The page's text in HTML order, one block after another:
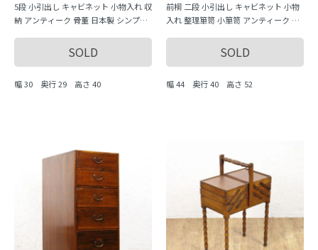
5段 小引出し キャビネット 小物入れ 収
納 アンティーク 骨董 日本製 シンプル
SOLD
幅 30 奥行 29 高さ 40
前桐 二段 小引出し キャビネット 小物
入れ 整理箪笥 小箪笥 アンティーク 骨
SOLD
幅 44 奥行 40 高さ 52